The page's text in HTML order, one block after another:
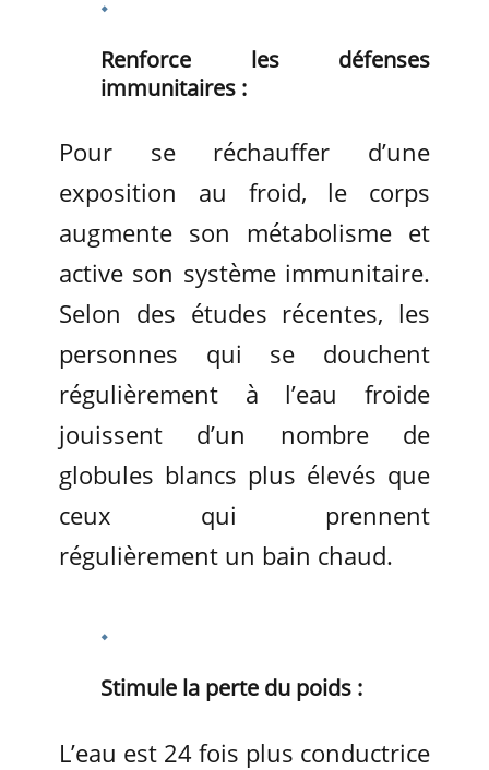
Renforce les défenses
immunitaires :
Pour se réchauffer d’une
exposition au froid, le corps
augmente son métabolisme et
active son système immunitaire.
Selon des études récentes, les
personnes qui se douchent
régulièrement à l’eau froide
jouissent d’un nombre de
globules blancs plus élevés que
ceux qui prennent
régulièrement un bain chaud.
Stimule la perte du poids :
L’eau est 24 fois plus conductrice